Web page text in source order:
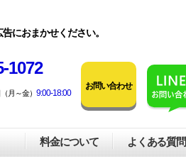
におまかせください。
1072
月～金）9:00-18:00
お問い合わせ
料金について よくある質問